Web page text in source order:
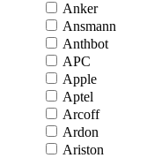
Anker
Ansmann
Anthbot
APC
Apple
Aptel
Arcoff
Ardon
Ariston